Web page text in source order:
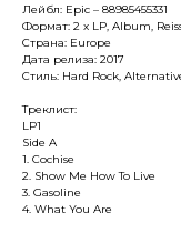
Лейбл: Epic – 88985455331
Формат: 2 x LP, Album,
Страна: Europe
Дата релиза: 2017
Стиль: Hard Rock,
Треклист:
LP1
Side A
1. Cochise
2. Show Me How To Live
3. Gasoline
4. What You Are